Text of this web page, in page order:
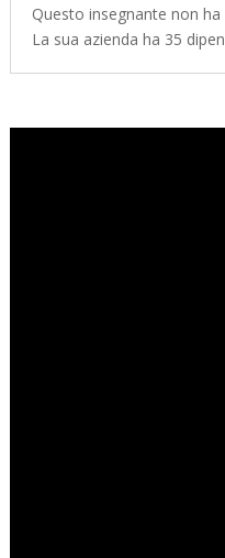
Questo insegnante non
La sua azienda ha 35